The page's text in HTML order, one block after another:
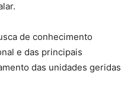
de conhecimento
e das principais
das unidades geridas